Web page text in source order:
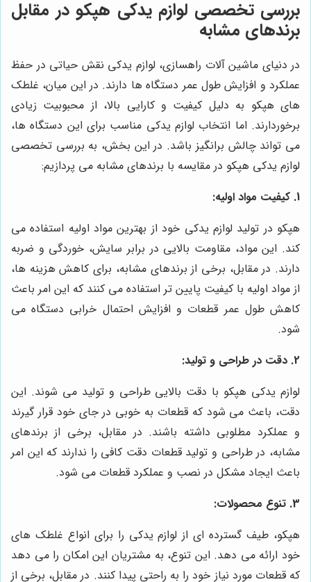
بررسی تخصصی لوازم یدکی هپکو در مقابل
برندهای مشابه
در دنیای ماشین آلات راهسازی، لوازم یدکی نقش حیاتی در حفظ
عملکرد و افزایش طول عمر دستگاه ها دارند. در این میان، غلطک
های هپکو به دلیل کیفیت و کارایی بالا، از محبوبیت زیادی
برخوردارند. اما انتخاب لوازم یدکی مناسب برای این دستگاه ها،
می تواند چالش برانگیز باشد. در این بخش، به بررسی تخصصی
لوازم یدکی هپکو در مقایسه با برندهای مشابه می پردازیم:
1. کیفیت مواد اولیه:
هپکو در تولید لوازم یدکی خود از بهترین مواد اولیه استفاده می
کند. این مواد، مقاومت بالایی در برابر سایش، خوردگی و ضربه
دارند. در مقابل، برخی از برندهای مشابه، برای کاهش هزینه ها،
از مواد اولیه با کیفیت پایین تر استفاده می کنند که این امر باعث
کاهش طول عمر قطعات و افزایش احتمال خرابی دستگاه می
شود.
2. دقت در طراحی و تولید:
لوازم یدکی هپکو با دقت بالایی طراحی و تولید می شوند. این
دقت، باعث می شود که قطعات به خوبی در جای خود قرار گیرند
و عملکرد مطلوبی داشته باشند. در مقابل، برخی از برندهای
مشابه، در طراحی و تولید قطعات دقت کافی را ندارند که این امر
باعث ایجاد مشکل در نصب و عملکرد قطعات می شود.
3. تنوع محصولات:
هپکو، طیف گسترده ای از لوازم یدکی را برای انواع غلطک های
خود ارائه می دهد. این تنوع، به مشتریان این امکان را می دهد
که قطعات مورد نیاز خود را به راحتی پیدا کنند. در مقابل، برخی از